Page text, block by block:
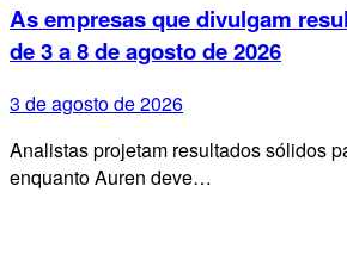
As empresas que divulgam
de 3 a 8 de agosto de 2026
3 de agosto de 2026
Analistas projetam resultados sólidos
enquanto Auren deve…